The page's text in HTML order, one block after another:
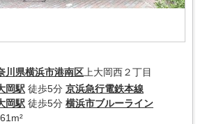
川県横浜市港南区 上大岡西２丁目
岡駅 徒歩5分 京浜急行電鉄本線
岡駅 徒歩5分 横浜市ブルーライン